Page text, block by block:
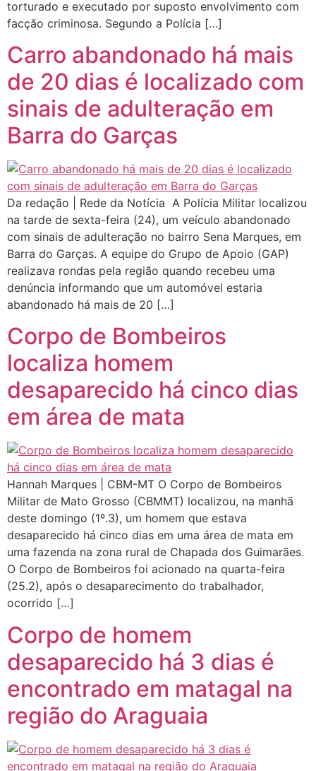
torturado e executado por suposto envolvimento com
facção criminosa. Segundo a Polícia […]
Carro abandonado há mais
de 20 dias é localizado com
sinais de adulteração em
Barra do Garças
Da redação | Rede da Notícia A Polícia Militar localizou
na tarde de sexta-feira (24), um veículo abandonado
com sinais de adulteração no bairro Sena Marques, em
Barra do Garças. A equipe do Grupo de Apoio (GAP)
realizava rondas pela região quando recebeu uma
denúncia informando que um automóvel estaria
abandonado há mais de 20 […]
Corpo de Bombeiros
localiza homem
desaparecido há cinco dias
em área de mata
Hannah Marques | CBM-MT O Corpo de Bombeiros
Militar de Mato Grosso (CBMMT) localizou, na manhã
deste domingo (1º.3), um homem que estava
desaparecido há cinco dias em uma área de mata em
uma fazenda na zona rural de Chapada dos Guimarães.
O Corpo de Bombeiros foi acionado na quarta-feira
(25.2), após o desaparecimento do trabalhador,
ocorrido […]
Corpo de homem
desaparecido há 3 dias é
encontrado em matagal na
região do Araguaia